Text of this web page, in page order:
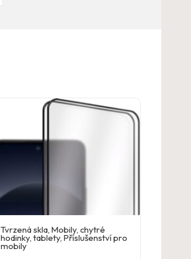
Tvrzená skla, Mobily, chytré
hodinky, tablety, Příslušenství pro
mobily